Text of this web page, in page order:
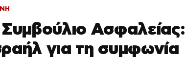
Ασφαλείας:
για τη συμφωνία